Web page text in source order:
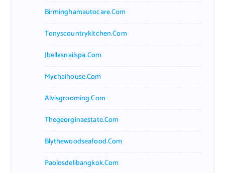
Birminghamautocare.com
Tonyscountrykitchen.com
Jbellasnailspa.com
Mychaihouse.com
Alvisgrooming.com
Thegeorginaestate.com
Blythewoodseafood.com
Paolosdelibangkok.com